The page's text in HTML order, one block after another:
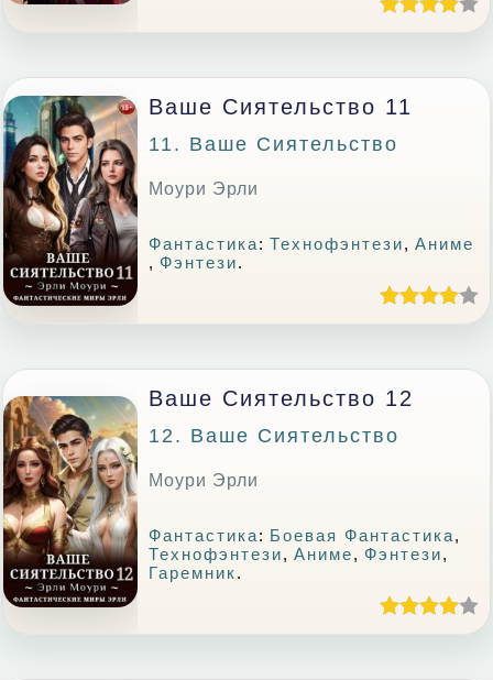
Ваше Сиятельство 11
11. Ваше Сиятельство
Моури Эрли
Фантастика:Технофэнтези,Аниме
, Фэнтези.
Ваше Сиятельство 12
12. Ваше Сиятельство
Моури Эрли
Фантастика: Боевая Фантастика,
Технофэнтези,Аниме, Фэнтези,
Гаремник.